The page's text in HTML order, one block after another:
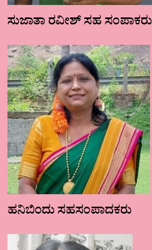
ಸುಜಾತಾ ರವೀಶ್ ಸಹ ಸಂಪಾಕರು
ಹನಿಬಿಂದು ಸಹಸಂಪಾದಕರು